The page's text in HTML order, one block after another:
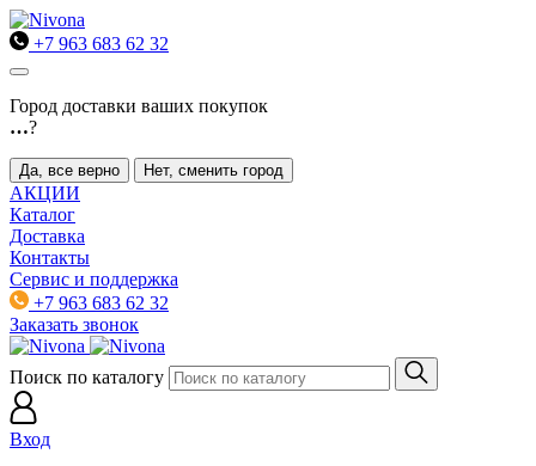
+7 963 683 62 32
Город доставки ваших покупок
…?
Да, все верно Нет, сменить город
АКЦИИ
Каталог
Доставка
Контакты
Сервис и поддержка
+7 963 683 62 32
Заказать звонок
Поиск по каталогу
Вход